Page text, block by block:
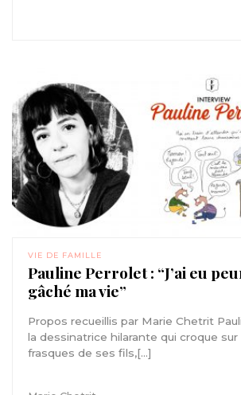
VIE DE FAMILLE
Pauline Perrolet : “J’ai eu
gâché ma vie”
Propos recueillis par Marie Chetrit
la dessinatrice hilarante qui croque
frasques de ses fils,[...]